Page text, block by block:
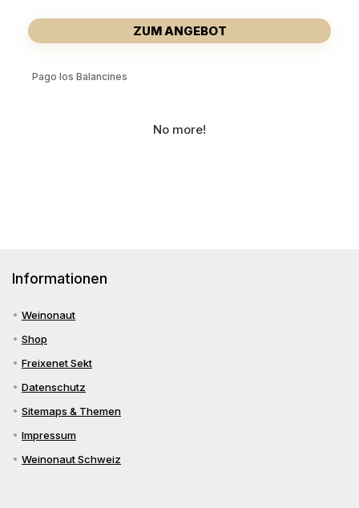
ZUM ANGEBOT
Pago los Balancines
No more!
Informationen
Weinonaut
Shop
Freixenet Sekt
Datenschutz
Sitemaps & Themen
Impressum
Weinonaut Schweiz